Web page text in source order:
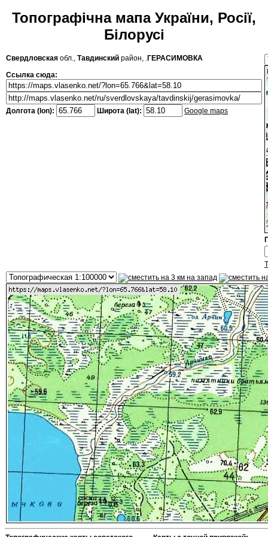
Топографічна мапа України, Росії,
Білорусі
Свердловская обл., Тавдинский район, .ГЕРАСИМОВКА
Ссылка сюда:
Долгота (lon): Широта (lat): Google maps